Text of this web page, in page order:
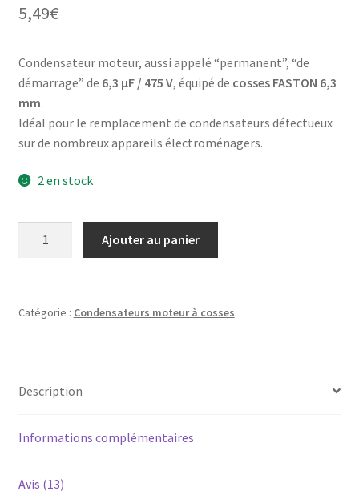
surnotations
5,49€
Condensateur moteur, aussi appelé “permanent”, “de
démarrage” de 6,3 µF / 475 V, équipé de cosses FASTON 6,3
mm.
Idéal pour le remplacement de condensateurs défectueux
sur de nombreux appareils électroménagers.
2 en stock
6,3µF
cosses
Ajouter au panier
Catégorie : Condensateurs moteur à cosses
Description
Informations complémentaires
Avis (13)